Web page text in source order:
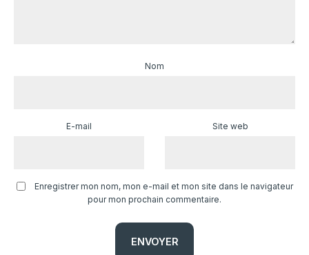
Nom
E-mail Site web
Enregistrer mon nom, mon e-mail et mon site dans le navigateur
pour mon prochain commentaire.